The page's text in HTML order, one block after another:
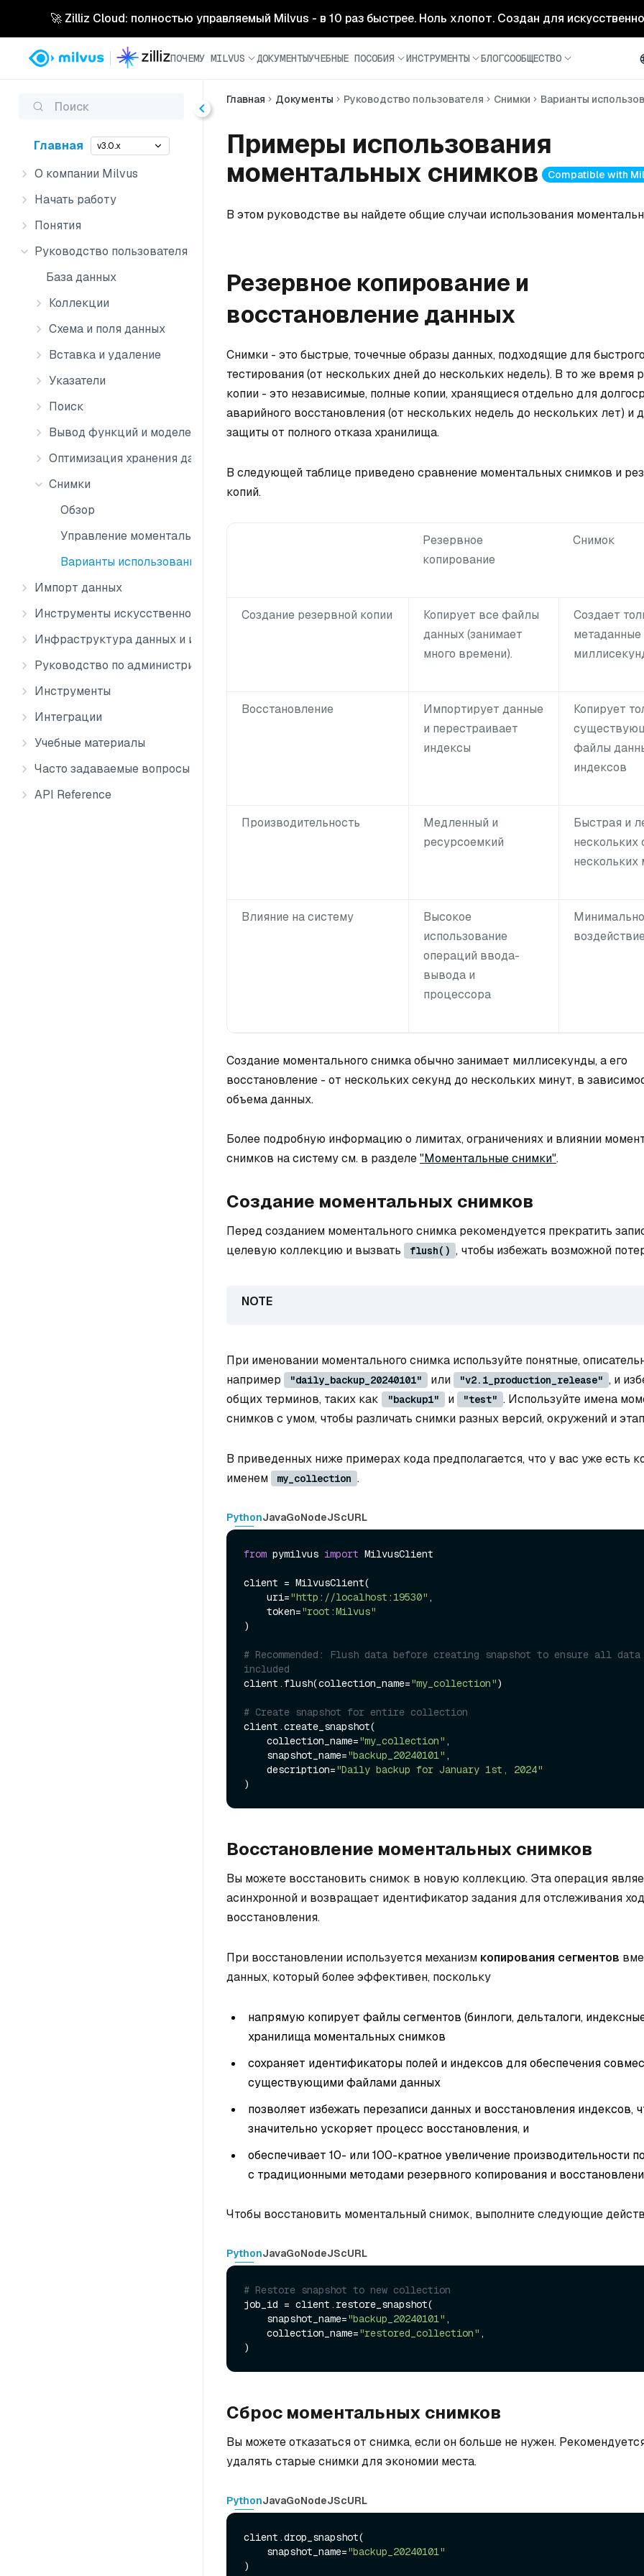
🚀 Zilliz Cloud: полностью управляемый Milvus - в 10 раз быстрее. Ноль хлопот. Создан для
ПОЧЕМУ MILVUS ДОКУМЕНТЫУЧЕБНЫЕ ПОСОБИЯ ИНСТРУМЕНТЫ БЛОГСООБЩЕСТВО
Поиск
Главная v3.0.x
О компании Milvus
Начать работу
Понятия
Руководство пользователя
База данных
Коллекции
Схема и поля данных
Вставка и удаление
Указатели
Поиск
Вывод функций и моделей
Оптимизация хранения данных
Снимки
Обзор
Управление моментальными снимками
Варианты использования
Импорт данных
Инструменты искусственного интеллекта
Инфраструктура данных и интеграция
Руководство по администрированию
Инструменты
Интеграции
Учебные материалы
Часто задаваемые вопросы
API Reference
Главная Документы Руководство пользователя Снимки Варианты
Примеры использования
моментальных снимков
Compatible with
В этом руководстве вы найдете общие случаи использования
Резервное копирование и
восстановление данных
Снимки - это быстрые, точечные образы данных, подходящие для
тестирования (от нескольких дней до нескольких недель). В то же время
копии - это независимые, полные копии, хранящиеся отдельно для
аварийного восстановления (от нескольких недель до нескольких лет) и
защиты от полного отказа хранилища.
В следующей таблице приведено сравнение моментальных снимков и
копий.
Резервное
копирование
Снимок
Создание резервной копии
Копирует все файлы
данных (занимает
много времени).
Создает
метаданные
Восстановление
Импортирует данные
и перестраивает
индексы
Копирует
файлы
индексов
Производительность
Медленный и
ресурсоемкий
Быстрая и
нескольких
нескольких
Влияние на систему
Высокое
использование
операций ввода-
вывода и
процессора
Создание моментального снимка обычно занимает миллисекунды, а его
восстановление - от нескольких секунд до нескольких минут, в
объема данных.
Более подробную информацию о лимитах, ограничениях и влиянии
снимков на систему см. в разделе"Моментальные снимки".
Создание моментальных снимков
Перед созданием моментального снимка рекомендуется прекратить
целевую коллекцию и вызвать
flush() , чтобы избежать возможной
При именовании моментального снимка используйте понятные,
например
"daily_backup_20240101" или "v2.1_production_release" , и
общих терминов, таких как
"backup1" и "test" . Используйте имена
снимков с умом, чтобы различать снимки разных версий, окружений и
В приведенных ниже примерах кода предполагается, что у вас уже есть
именем
my_collection .
PythonJavaGoNodeJScURL
from pymilvus import MilvusClient
client = MilvusClient(
    uri=
"http://localhost:19530" ,
    token=
"root:Milvus"
)
# Recommended: Flush data before creating snapshot to ensure all
included
client.flush(collection_name="my_collection")
# Create snapshot for entire collection
client.create_snapshot(
    collection_name=
"my_collection" ,
    snapshot_name=
"backup_20240101" ,
    description=
"Daily backup for January 1st, 2024"
Восстановление моментальных снимков
Вы можете восстановить снимок в новую коллекцию. Эта операция
асинхронной и возвращает идентификатор задания для отслеживания
восстановления.
При восстановлении используется механизм копирования сегментов
данных, который более эффективен, поскольку
напрямую копирует файлы сегментов (бинлоги, дельталоги,
хранилища моментальных снимков
сохраняет идентификаторы полей и индексов для обеспечения
существующими файлами данных
позволяет избежать перезаписи данных и восстановления индексов,
значительно ускоряет процесс восстановления, и
обеспечивает 10- или 100-кратное увеличение производительности
с традиционными методами резервного копирования и
Чтобы восстановить моментальный снимок, выполните следующие
PythonJavaGoNodeJScURL
# Restore snapshot to new collection
job_id = client.restore_snapshot(
    snapshot_name=
"backup_20240101" ,
    collection_name=
"restored_collection" ,
Сброс моментальных снимков
Вы можете отказаться от снимка, если он больше не нужен.
удалять старые снимки для экономии места.
PythonJavaGoNodeJScURL
client.drop_snapshot(
    snapshot_name=
"backup_20240101"